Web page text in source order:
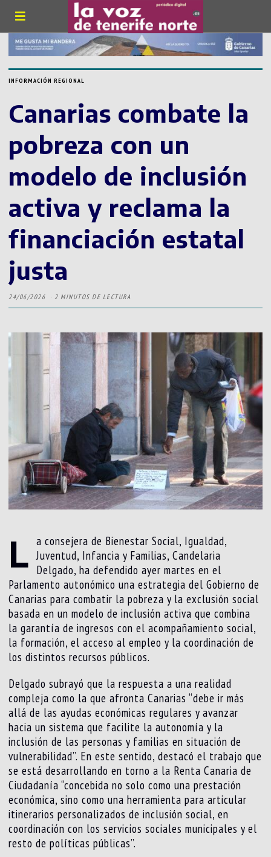
INFORMACIÓN REGIONAL
Canarias combate la
pobreza con un
modelo de inclusión
activa y reclama la
financiación estatal
justa
24/06/2026 2 MINUTOS DE LECTURA
L a consejera de Bienestar Social, Igualdad,
Juventud, Infancia y Familias, Candelaria
Delgado, ha defendido ayer martes en el
Parlamento autonómico una estrategia del Gobierno de
Canarias para combatir la pobreza y la exclusión social
basada en un modelo de inclusión activa que combina
la garantía de ingresos con el acompañamiento social,
la formación, el acceso al empleo y la coordinación de
los distintos recursos públicos.
Delgado subrayó que la respuesta a una realidad
compleja como la que afronta Canarias “debe ir más
allá de las ayudas económicas regulares y avanzar
hacia un sistema que facilite la autonomía y la
inclusión de las personas y familias en situación de
vulnerabilidad”. En este sentido, destacó el trabajo que
se está desarrollando en torno a la Renta Canaria de
Ciudadanía “concebida no solo como una prestación
económica, sino como una herramienta para articular
itinerarios personalizados de inclusión social, en
coordinación con los servicios sociales municipales y el
resto de políticas públicas”.